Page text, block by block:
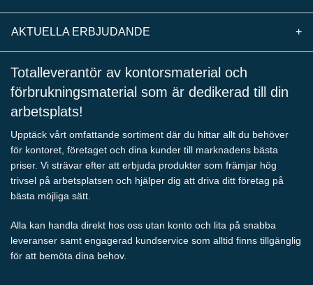
AKTUELLA ERBJUDANDE +
Totalleverantör av kontorsmaterial och
förbrukningsmaterial som är dedikerad till din
arbetsplats!
Upptäck vårt omfattande sortiment där du hittar allt du behöver
för kontoret, företaget och dina kunder till marknadens bästa
priser. Vi strävar efter att erbjuda produkter som främjar hög
trivsel på arbetsplatsen och hjälper dig att driva ditt företag på
bästa möjliga sätt.
Alla kan handla direkt hos oss utan konto och lita på snabba
leveranser samt engagerad kundservice som alltid finns tillgänglig
för att bemöta dina behov.